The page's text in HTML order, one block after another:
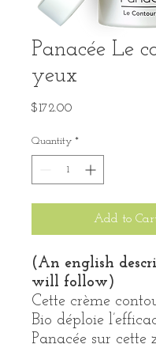
Panacée Le
yeux
$172.00
Quantity *
Add to
(An english
will follow)
Cette crème
Bio déploie
Panacée sur cette